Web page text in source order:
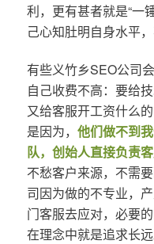
利，更有甚者就是“一
己心知肚明自身水平
有些义竹乡SEO公司
自己收费不高：要给
又给客服开工资什么
是因为， 他们做不到
队，创始人直接负责
不愁客户来源，不需
司因为做的不专业，
门客服去应对，必要
在理念中就是追求长